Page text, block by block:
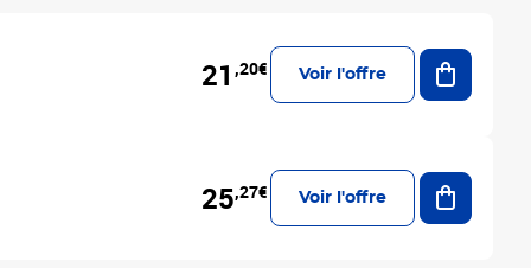
21 ,20€ Voir l'offre
Ajouter
25,27€ Voir l'offre
Ajouter